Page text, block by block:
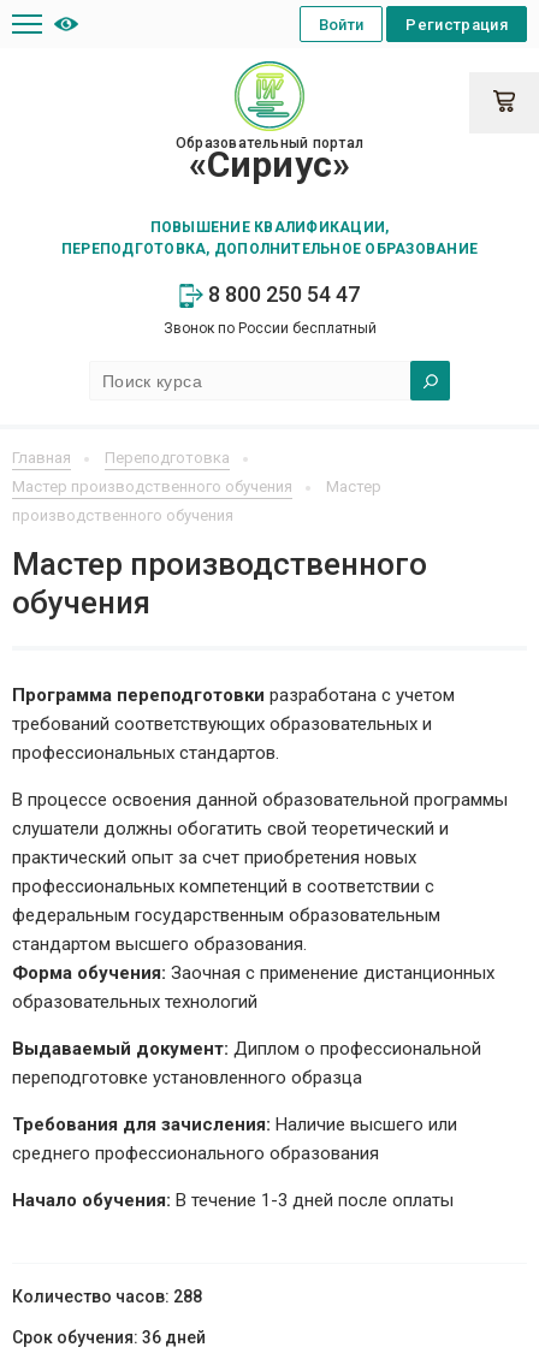
Образовательный портал
«Сириус»
ПОВЫШЕНИЕ КВАЛИФИКАЦИИ,
ПЕРЕПОДГОТОВКА, ДОПОЛНИТЕЛЬНОЕ ОБРАЗОВАНИЕ
8 800 250 54 47
Звонок по России бесплатный
Регистрация
Войти
Главная
Переподготовка
Мастер производственного обучения
Мастер
производственного обучения
Мастер производственного
обучения
Программа переподготовки разработана с учетом
требований соответствующих образовательных и
профессиональных стандартов.
В процессе освоения данной образовательной программы
слушатели должны обогатить свой теоретический и
практический опыт за счет приобретения новых
профессиональных компетенций в соответствии с
федеральным государственным образовательным
стандартом высшего образования.
Форма обучения: Заочная с применение дистанционных
образовательных технологий
Выдаваемый документ: Диплом о профессиональной
переподготовке установленного образца
Требования для зачисления: Наличие высшего или
среднего профессионального образования
Начало обучения: В течение 1-3 дней после оплаты
288
36 дней